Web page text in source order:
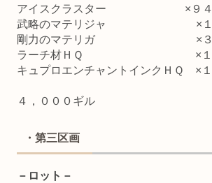
アイスクラスター ×９４
武略のマテリジャ ×１
剛力のマテリガ ×３
ラーチ材ＨＱ ×１
キュプロエンチャントインクＨＱ ×１
４，０００ギル
・第三区画
－ロット－